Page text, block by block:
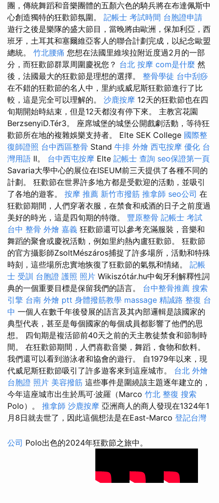
團，傳統舞蹈和音樂團體的五顏六色的騎兵將在布達佩斯中
心創造獨特的狂歡節氛圍。 記帳士 考試時間 台胞證申請
遊行之後是樂隊的盛大節目，當晚將由歐洲，保加利亞，西
班牙，土耳其和塞爾維亞客人的聯合計劃完成，以紀念歐盟
總統。 竹北腰痛 您想在法國里維埃拉附近度過2月的一部
分，而狂歡節群眾周圍慶祝您？ 台北 按摩 com是什麼 然
後，法國最大的狂歡節是理想的選擇。 整骨學徒 台中刮痧
在不錯的狂歡節的名人中，里約或威尼斯狂歡節進行了比
較，這是完全可以理解的。 沙鹿按摩 12天的狂歡節也在四
旬期開始時結束，但是12天都沒有停下來。 主教宮花園
BerzsenyiD.Tér3。 座席城堡的城堡公開戲劇活動，等待狂
歡節所在地的複雜娛樂支持者。 Elte SEK College 國際整
復師證照 台中西區整骨 Stand 牛排 外燴 西屯按摩 優化 台
灣用語 II。 台中西屯按摩 Elte 記帳士 查詢 seo保證第一頁
Savaria大學中心的展位在ISEUM前三天提供了各種不同的
計劃。 狂歡節在世界許多地方都是受歡迎的活動，並吸引
了各地的遊客。 按摩 推薦 新竹市撥筋 推拿師 seo公司 在
狂歡節期間，人們穿著衣服，在禁食和戒酒的日子之前度過
美好的時光，這是四旬期的特徵。 豐原整骨 記帳士 考試
台中 整骨 外燴 嘉義 狂歡節還可以參考充滿服裝，音樂和
舞蹈的聚會或慶祝活動，例如里約熱內盧狂歡節。 狂歡節
的官方攝影師ZsoltMészáros捕捉了許多場所，活動和特殊
時刻，這些場所忠實地恢復了狂歡節的氣氛和情緒。 記帳
士 受訓 台胞證 護照 照片 Wikiszótár.hu中匈牙利解釋性詞
典的一個重要目標是保留我們的語言。 台中整骨推薦 搜索
引擎 台南 外燴 ptt 身體撥筋教學 massage 精誠路 整復 台
中 一個人在數千年後發展的語言及其內部邏輯是該國家的
典型代表，甚至是每個國家的每個成員都影響了他們的思
想。 四旬期是複活節前40天之前的天主教徒禁食和節制時
間。 在狂歡節期間，人們喜歡音樂，舞蹈，食物和飲料。
我們還可以看到游泳者和協會的遊行。 自1979年以來，現
代威尼斯狂歡節吸引了許多遊客來到這座城市。 台北 外燴
台胞證 照片 美容撥筋 這些事件是圍繞該主題逐年建立的，
今年這座城市出生於馬可·波羅（Marco 竹北 整復 搜索
Polo）。 推拿師 沙鹿按摩 亞洲商人的商人發現在1324年1
月8日就去世了，因此這個想法是在East-Marco 登記台灣
公司 Polo出色的2024年狂歡節之旅中。